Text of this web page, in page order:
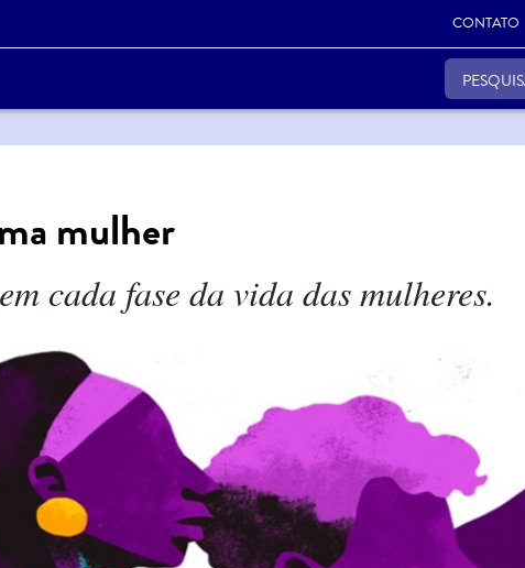
CONTATO
mulher
cada fase da vida das mulheres.